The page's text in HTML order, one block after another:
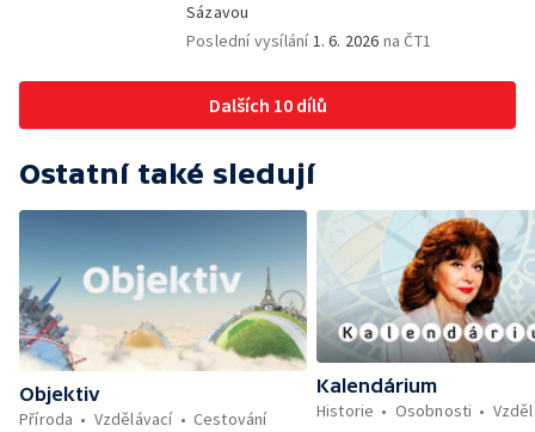
Sázavou
Poslední vysílání1. 6. 2026 na ČT1
Dalších 10 dílů
Ostatní také sledují
Objektiv
Příroda
Vzdělávací Cestování
Kalendárium
Historie
Osobnosti